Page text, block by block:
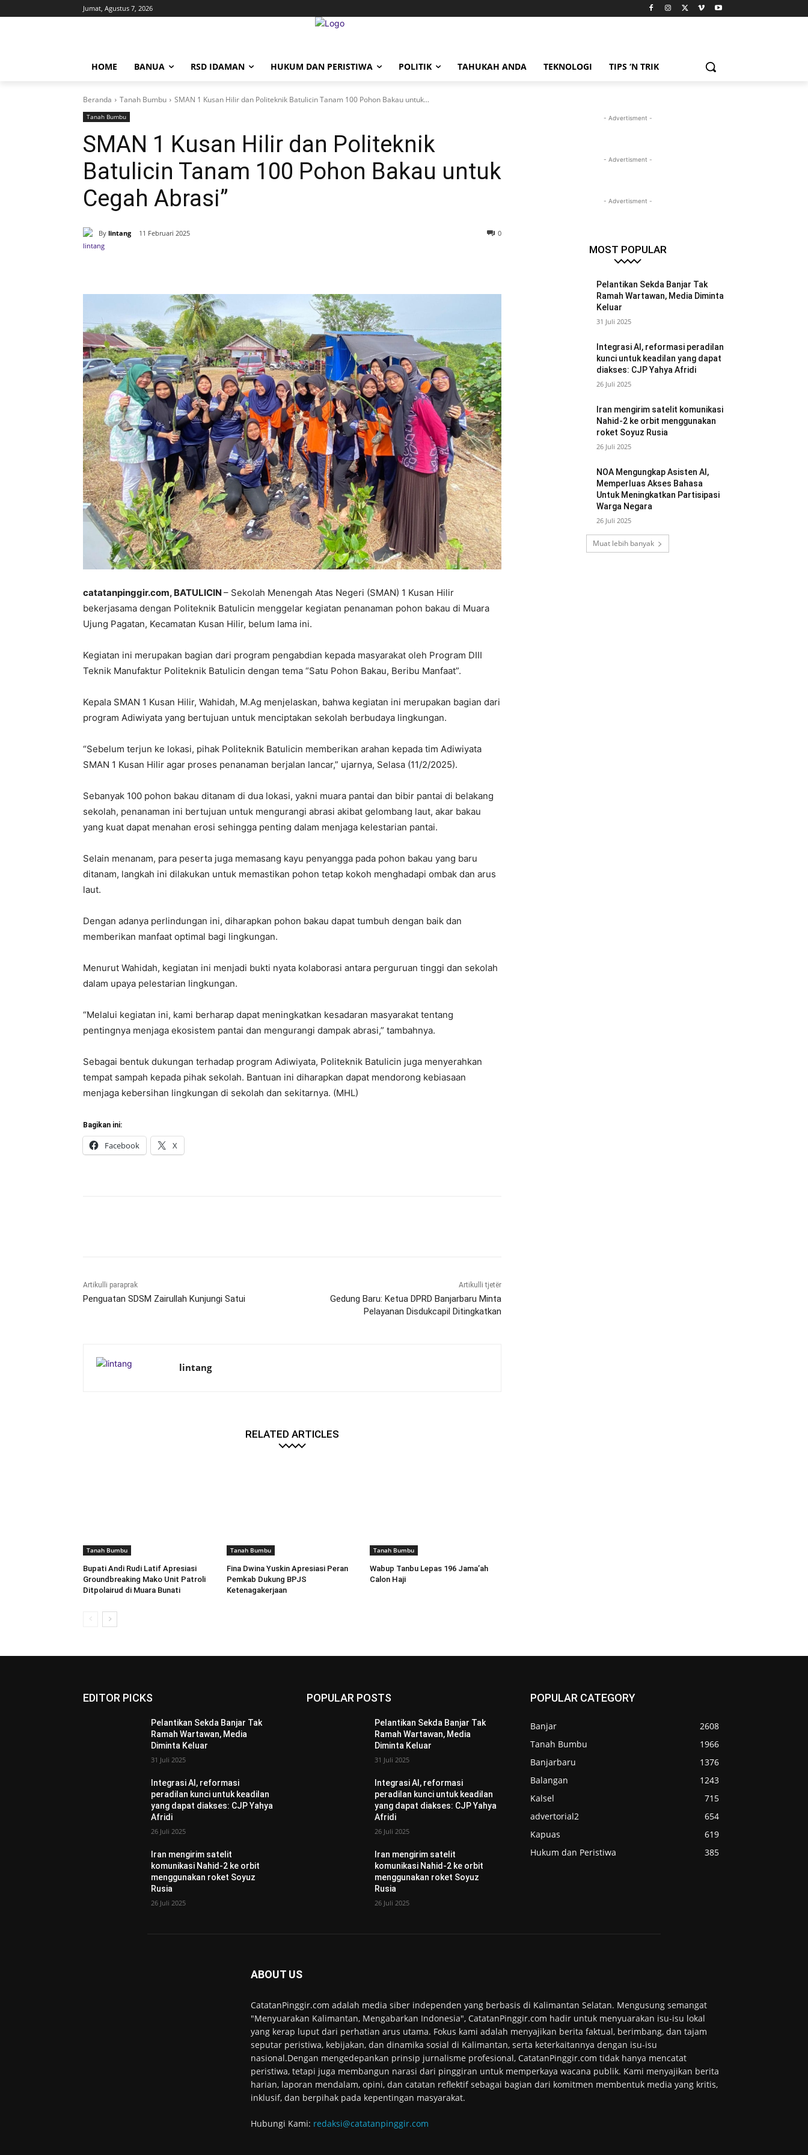
Jumat, Agustus 7, 2026
HOME BANUA RSD IDAMAN HUKUM DAN PERISTIWA POLITIK TAHUKAH ANDA TEKNOLOGI TIPS ‘N TRIK
Beranda Tanah Bumbu SMAN 1 Kusan Hilir dan Politeknik Batulicin Tanam 100 Pohon Bakau untuk...
Tanah Bumbu
SMAN 1 Kusan Hilir dan Politeknik
Batulicin Tanam 100 Pohon Bakau untuk
Cegah Abrasi”
By lintang 11 Februari 2025 0
catatanpinggir.com, BATULICIN – Sekolah Menengah Atas Negeri (SMAN) 1 Kusan Hilir
bekerjasama dengan Politeknik Batulicin menggelar kegiatan penanaman pohon bakau di Muara
Ujung Pagatan, Kecamatan Kusan Hilir, belum lama ini.
Kegiatan ini merupakan bagian dari program pengabdian kepada masyarakat oleh Program DIII
Teknik Manufaktur Politeknik Batulicin dengan tema “Satu Pohon Bakau, Beribu Manfaat”.
Kepala SMAN 1 Kusan Hilir, Wahidah, M.Ag menjelaskan, bahwa kegiatan ini merupakan bagian dari
program Adiwiyata yang bertujuan untuk menciptakan sekolah berbudaya lingkungan.
“Sebelum terjun ke lokasi, pihak Politeknik Batulicin memberikan arahan kepada tim Adiwiyata
SMAN 1 Kusan Hilir agar proses penanaman berjalan lancar,” ujarnya, Selasa (11/2/2025).
Sebanyak 100 pohon bakau ditanam di dua lokasi, yakni muara pantai dan bibir pantai di belakang
sekolah, penanaman ini bertujuan untuk mengurangi abrasi akibat gelombang laut, akar bakau
yang kuat dapat menahan erosi sehingga penting dalam menjaga kelestarian pantai.
Selain menanam, para peserta juga memasang kayu penyangga pada pohon bakau yang baru
ditanam, langkah ini dilakukan untuk memastikan pohon tetap kokoh menghadapi ombak dan arus
laut.
Dengan adanya perlindungan ini, diharapkan pohon bakau dapat tumbuh dengan baik dan
memberikan manfaat optimal bagi lingkungan.
Menurut Wahidah, kegiatan ini menjadi bukti nyata kolaborasi antara perguruan tinggi dan sekolah
dalam upaya pelestarian lingkungan.
“Melalui kegiatan ini, kami berharap dapat meningkatkan kesadaran masyarakat tentang
pentingnya menjaga ekosistem pantai dan mengurangi dampak abrasi,” tambahnya.
Sebagai bentuk dukungan terhadap program Adiwiyata, Politeknik Batulicin juga menyerahkan
tempat sampah kepada pihak sekolah. Bantuan ini diharapkan dapat mendorong kebiasaan
menjaga kebersihan lingkungan di sekolah dan sekitarnya. (MHL)
Bagikan ini:
Facebook X
Artikulli paraprak
Penguatan SDSM Zairullah Kunjungi Satui
Artikulli tjetër
Gedung Baru: Ketua DPRD Banjarbaru Minta
Pelayanan Disdukcapil Ditingkatkan
lintang
RELATED ARTICLES
Tanah Bumbu
Bupati Andi Rudi Latif Apresiasi
Groundbreaking Mako Unit Patroli
Ditpolairud di Muara Bunati
Tanah Bumbu
Fina Dwina Yuskin Apresiasi Peran
Pemkab Dukung BPJS
Ketenagakerjaan
Tanah Bumbu
Wabup Tanbu Lepas 196 Jama’ah
Calon Haji
- Advertisment -
- Advertisment -
- Advertisment -
MOST POPULAR
Pelantikan Sekda Banjar Tak
Ramah Wartawan, Media Diminta
Keluar
31 Juli 2025
Integrasi AI, reformasi peradilan
kunci untuk keadilan yang dapat
diakses: CJP Yahya Afridi
26 Juli 2025
Iran mengirim satelit komunikasi
Nahid-2 ke orbit menggunakan
roket Soyuz Rusia
26 Juli 2025
NOA Mengungkap Asisten AI,
Memperluas Akses Bahasa
Untuk Meningkatkan Partisipasi
Warga Negara
26 Juli 2025
Muat lebih banyak
EDITOR PICKS
Pelantikan Sekda Banjar Tak
Ramah Wartawan, Media
Diminta Keluar
31 Juli 2025
Integrasi AI, reformasi
peradilan kunci untuk keadilan
yang dapat diakses: CJP Yahya
Afridi
26 Juli 2025
Iran mengirim satelit
komunikasi Nahid-2 ke orbit
menggunakan roket Soyuz
Rusia
26 Juli 2025
POPULAR POSTS
Pelantikan Sekda Banjar Tak
Ramah Wartawan, Media
Diminta Keluar
31 Juli 2025
Integrasi AI, reformasi
peradilan kunci untuk keadilan
yang dapat diakses: CJP Yahya
Afridi
26 Juli 2025
Iran mengirim satelit
komunikasi Nahid-2 ke orbit
menggunakan roket Soyuz
Rusia
26 Juli 2025
POPULAR CATEGORY
Banjar
2608
Tanah Bumbu
1966
Banjarbaru
1376
Balangan
1243
Kalsel
715
advertorial2
654
Kapuas
619
Hukum dan Peristiwa
385
ABOUT US
CatatanPinggir.com adalah media siber independen yang berbasis di Kalimantan Selatan. Mengusung semangat
"Menyuarakan Kalimantan, Mengabarkan Indonesia", CatatanPinggir.com hadir untuk menyuarakan isu-isu lokal
yang kerap luput dari perhatian arus utama. Fokus kami adalah menyajikan berita faktual, berimbang, dan tajam
seputar peristiwa, kebijakan, dan dinamika sosial di Kalimantan, serta keterkaitannya dengan isu-isu
nasional.Dengan mengedepankan prinsip jurnalisme profesional, CatatanPinggir.com tidak hanya mencatat
peristiwa, tetapi juga membangun narasi dari pinggiran untuk memperkaya wacana publik. Kami menyajikan berita
harian, laporan mendalam, opini, dan catatan reflektif sebagai bagian dari komitmen membentuk media yang kritis,
inklusif, dan berpihak pada kepentingan masyarakat.
Hubungi Kami: redaksi@catatanpinggir.com